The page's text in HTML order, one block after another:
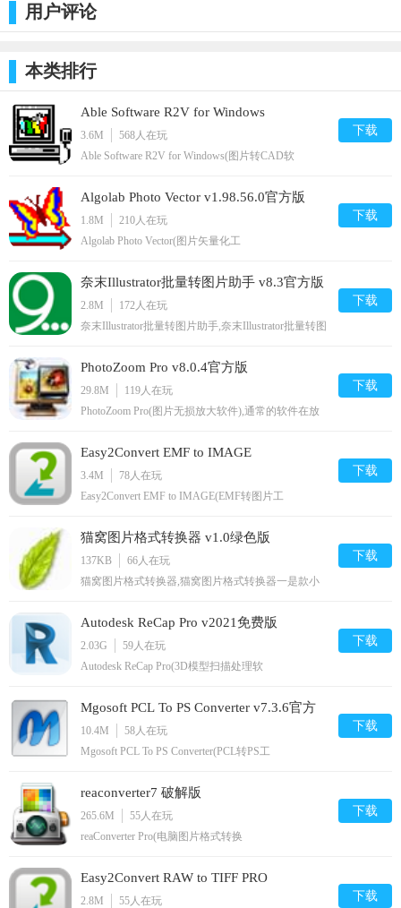
是多么容易。
用户评论
本类排行
Able Software R2V for Windows
v5.5.040330中文绿色版
3.6M 568人在玩
Able Software R2V for Windows(图片转CAD软
光栅图像到矢量图形的转换，操作简单，有需要的朋
友快来下载使用吧,您可以免费下载。
下载
Algolab Photo Vector v1.98.56.0官方版
1.8M 210人在玩
Algolab Photo Vector(图片矢量化工
格式的文档，该软件简简单单几步骤就能把矢量图制
作好,您可以免费下载。
下载
奈末Illustrator批量转图片助手 v8.3官方版
2.8M 172人在玩
奈末Illustrator批量转图片助手,奈末Illustrator批量转图
手，有需要进行ai文件转换的用户快来试试吧,您可以
免费下载。
下载
PhotoZoom Pro v8.0.4官方版
29.8M 119人在玩
PhotoZoom Pro(图片无损放大软件),通常的软件在放
高级插值算法的专利技术，可以尽可能地提高放大图
片的品质PhotoZoomPro的最大特色是可以对图片进
行放大而没有锯齿、较少失真。,您可以免费下载。
下载
Easy2Convert EMF to IMAGE
3.4M 78人在玩
Easy2Convert EMF to IMAGE(EMF转图片工
将EMF文件快速转化成其他常见的图片格式，支持
批量操作，命令行支持图像旋转，调整大小和图像翻
转选项,您可以免费下载。
下载
猫窝图片格式转换器 v1.0绿色版
137KB 66人在玩
猫窝图片格式转换器,猫窝图片格式转换器一是款小
gif，bmp，exif，emf，icon，tiff，wmf等多种格式的
转换。,您可以免费下载。
下载
Autodesk ReCap Pro v2021免费版
2.03G 59人在玩
Autodesk ReCap Pro(3D模型扫描处理软
计的3D模型或2D图形，有需要的用户可以下载,您可
以免费下载。
下载
Mgosoft PCL To PS Converter v7.3.6官方
版
10.4M 58人在玩
Mgosoft PCL To PS Converter(PCL转PS工
PS文件，界面直观，操作简单，使用方便。,您可以
免费下载。
下载
reaconverter7 破解版
265.6M 55人在玩
reaConverter Pro(电脑图片格式转换
可以轻松调整图片格式，有需要的朋友可以点击下载
使用,您可以免费下载。
下载
Easy2Convert RAW to TIFF PRO
2.8M 55人在玩 下载